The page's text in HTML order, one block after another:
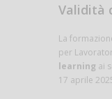
Validità
La
per
learning ai
17 aprile